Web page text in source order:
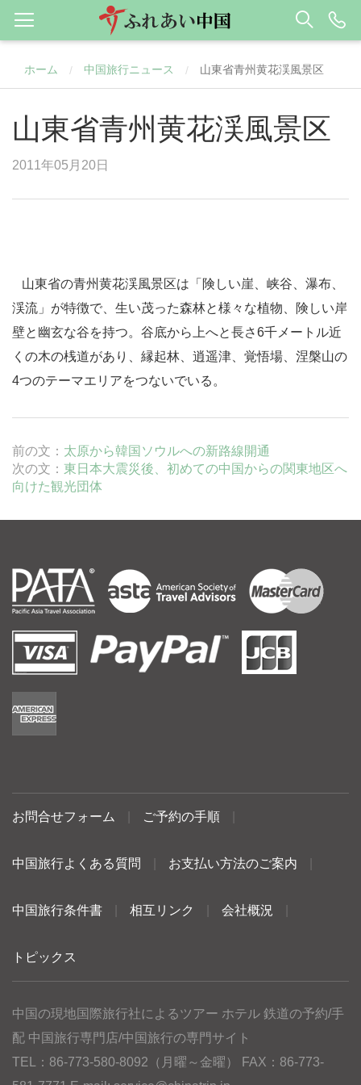
ホーム / 中国旅行ニュース / 山東省青州黄花渓風景区
山東省青州黄花渓風景区
2011年05月20日
山東省の青州黄花渓風景区は「険しい崖、峡谷、瀑布、
渓流」が特徴で、生い茂った森林と様々な植物、険しい岸
壁と幽玄な谷を持つ。谷底から上へと長さ6千メートル近
くの木の桟道があり、縁起林、逍遥津、覚悟場、涅槃山の
4つのテーマエリアをつないでいる。
前の文： 太原から韓国ソウルへの新路線開通
次の文： 東日本大震災後、初めての中国からの関東地区へ
向けた観光団体
お問合せフォーム ご予約の手順
中国旅行よくある質問 お支払い方法のご案内
中国旅行条件書 相互リンク 会社概況
トピックス
中国の現地国際旅行社によるツアー ホテル 鉄道の予約/手
配 中国旅行専門店/中国旅行の専門サイト
TEL：86-773-580-8092（月曜～金曜） FAX：86-773-